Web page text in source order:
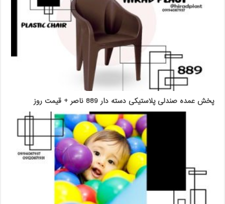
پخش عمده صندلی پلاستیکی دسته دار 889 ناصر + قیمت روز